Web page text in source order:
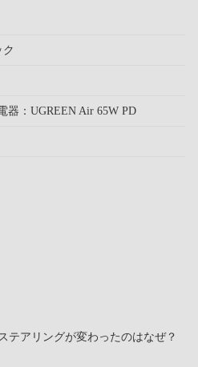
器：UGREEN Air 65W PD
アリングが変わったのはなぜ？